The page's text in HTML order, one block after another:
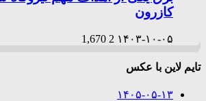
کازرون
۱۴۰۳-۱۰-۰۵ 2
1,670
تایم لاین با عکس
۱۴۰۵-۰۵-۱۳